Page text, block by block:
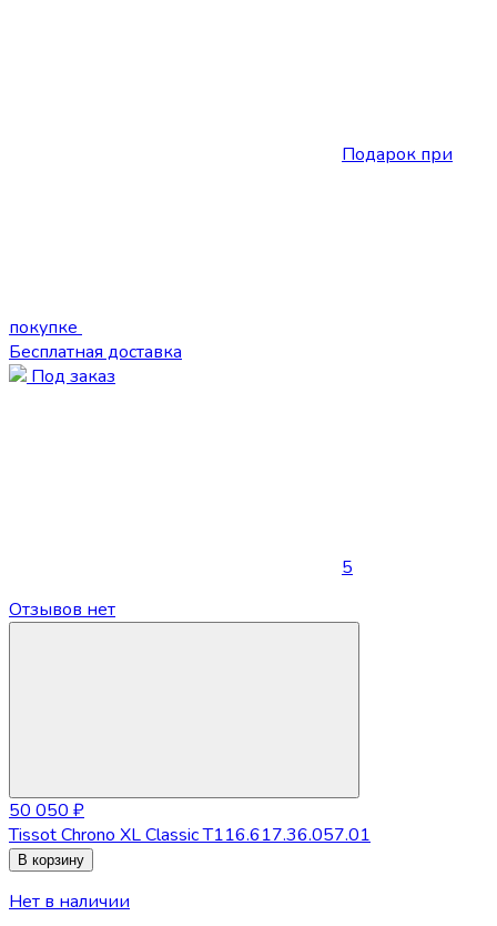
Подарок при
покупке
Бесплатная доставка
Под заказ
5
Отзывов нет
50 050 ₽
Tissot Chrono XL Classic T116.617.36.057.01
В корзину
Нет в наличии